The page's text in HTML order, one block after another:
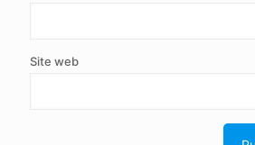
Site web